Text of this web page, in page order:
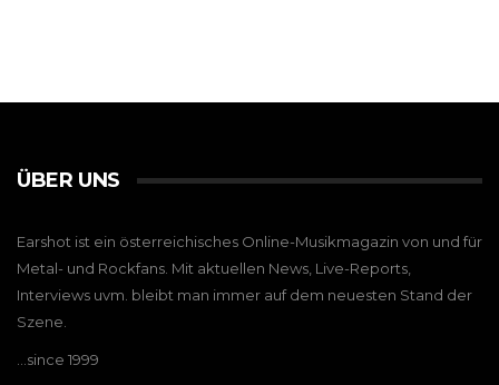
ÜBER UNS
Earshot ist ein österreichisches Online-Musikmagazin von und für
Metal- und Rockfans. Mit aktuellen News, Live-Reports,
Interviews uvm. bleibt man immer auf dem neuesten Stand der
Szene.
…since 1999